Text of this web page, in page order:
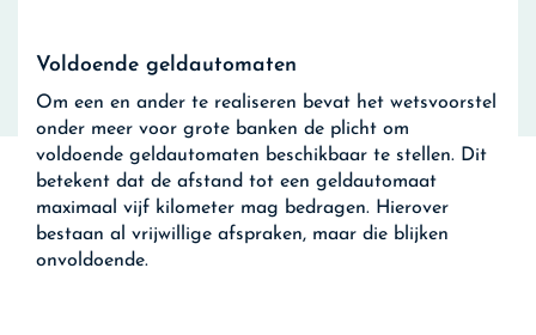
Voldoende geldautomaten
Om een en ander te realiseren bevat het wetsvoorstel
onder meer voor grote banken de plicht om
voldoende geldautomaten beschikbaar te stellen. Dit
betekent dat de afstand tot een geldautomaat
maximaal vijf kilometer mag bedragen. Hierover
bestaan al vrijwillige afspraken, maar die blijken
onvoldoende.